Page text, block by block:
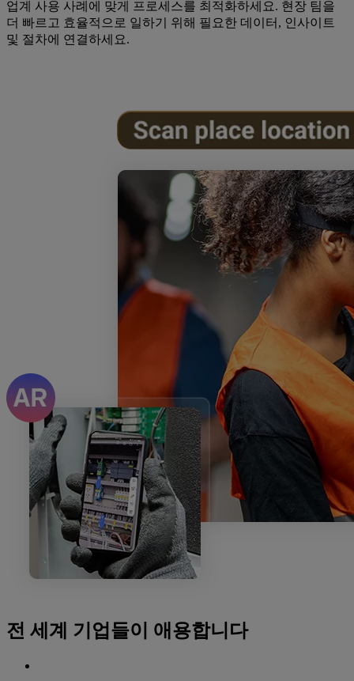
업계 사용 사례에 맞게 프로세스를 최적화하세요. 현장 팀을
더 빠르고 효율적으로 일하기 위해 필요한 데이터, 인사이트
및 절차에 연결하세요.
전 세계 기업들이 애용합니다